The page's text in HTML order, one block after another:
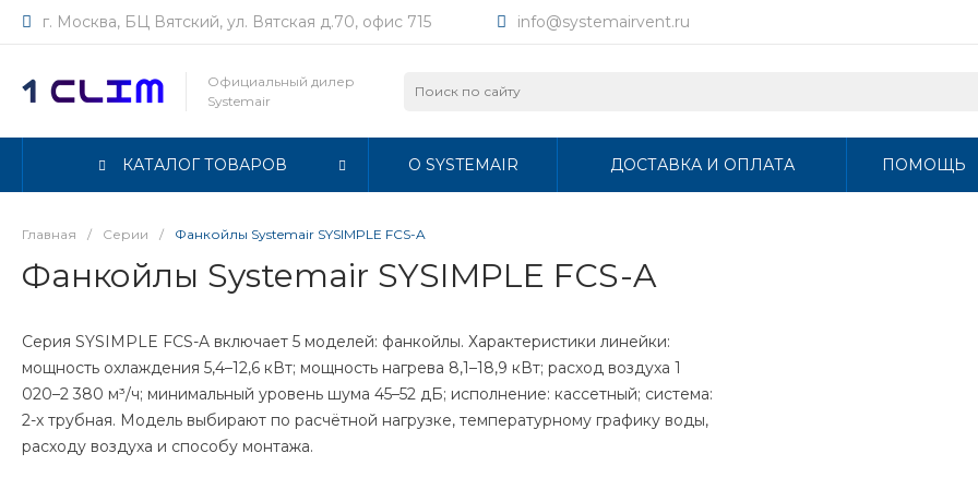
г. Москва, БЦ Вятский, ул. Вятская д.70, офис 715 info@systemairvent.ru
Официальный дилер
Systemair
КАТАЛОГ ТОВАРОВ О SYSTEMAIR ДОСТАВКА И ОПЛАТА ПОМОЩЬ
Главная / Серии / Фанкойлы Systemair SYSIMPLE FCS-A
Фанкойлы Systemair SYSIMPLE FCS-A
Серия SYSIMPLE FCS-A включает 5 моделей: фанкойлы. Характеристики линейки:
мощность охлаждения 5,4–12,6 кВт; мощность нагрева 8,1–18,9 кВт; расход воздуха 1
020–2 380 м³/ч; минимальный уровень шума 45–52 дБ; исполнение: кассетный; система:
2-х трубная. Модель выбирают по расчётной нагрузке, температурному графику воды,
расходу воздуха и способу монтажа.